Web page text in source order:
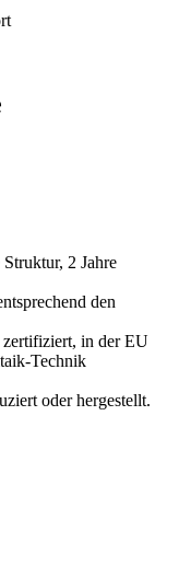
2 Jahre
den
zertifiziert, in der EU
Technik
oder hergestellt.